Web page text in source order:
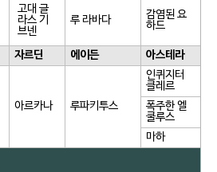
고대 글
라스 기
브넨
루 라바다
감염된 요
하드
자르딘 에이든 아스테라
아르카나 루파키투스
인퀴지터
클레르
폭주한 엘
쿨루스
마하